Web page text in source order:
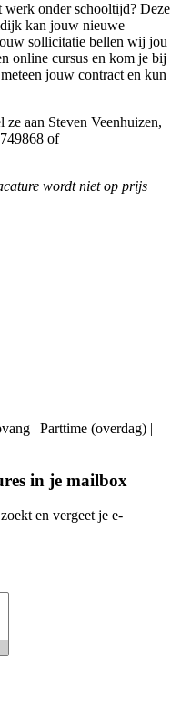
onder schooltijd? Deze
kan jouw nieuwe
sollicitatie bellen wij jou
online cursus en kom je bij
jouw contract en kun
aan Steven Veenhuizen,
of
wordt niet op prijs
| Parttime (overdag) |
in je mailbox
en vergeet je e-